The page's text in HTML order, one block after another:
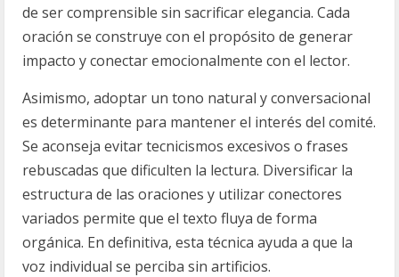
de ser comprensible sin sacrificar elegancia. Cada
oración se construye con el propósito de generar
impacto y conectar emocionalmente con el lector.
Asimismo, adoptar un tono natural y conversacional
es determinante para mantener el interés del comité.
Se aconseja evitar tecnicismos excesivos o frases
rebuscadas que dificulten la lectura. Diversificar la
estructura de las oraciones y utilizar conectores
variados permite que el texto fluya de forma
orgánica. En definitiva, esta técnica ayuda a que la
voz individual se perciba sin artificios.